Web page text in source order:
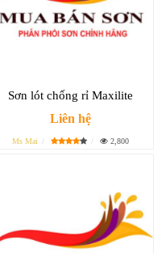
Sơn lót chống rỉ Maxilite
Liên hệ
Ms Mai 2,800